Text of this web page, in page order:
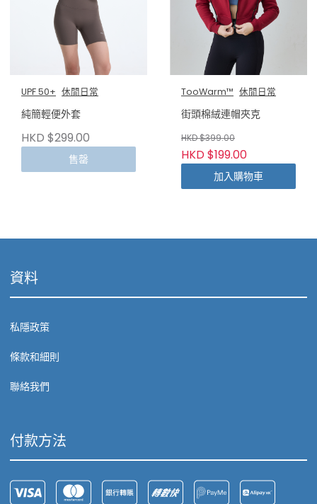
UPF 50+ 休閒日常
純簡輕便外套
HKD $299.00
售罄
TooWarm™ 休閒日常
街頭棉絨連帽夾克
HKD $399.00
HKD $199.00
加入購物車
資料
私隱政策
條款和細則
聯絡我們
付款方法